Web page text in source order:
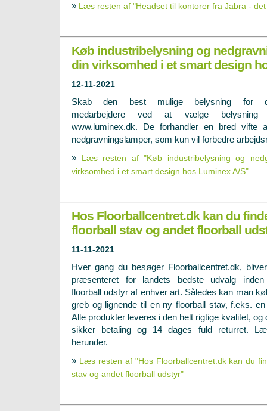
» Læs resten af "Headset til kontorer fra Jabra -
Køb industribelysning og
din virksomhed i et smart design
12-11-2021
Skab den best mulige belysning for
medarbejdere ved at vælge belysning
www.luminex.dk. De forhandler en bred vifte
nedgravningslamper, som kun vil forbedre
»
Læs resten af "Køb industribelysning og
virksomhed i et smart design hos Luminex A/S"
Hos Floorballcentret.dk kan du
floorball stav og andet floorball
11-11-2021
Hver gang du besøger Floorballcentret.dk,
præsenteret for landets bedste udvalg
floorball udstyr af enhver art. Således kan man
greb og lignende til en ny floorball stav, f.eks.
Alle produkter leveres i den helt rigtige kvalitet, og
sikker betaling og 14 dages fuld returret.
herunder.
» Læs resten af "Hos Floorballcentret.dk kan du
stav og andet floorball udstyr"